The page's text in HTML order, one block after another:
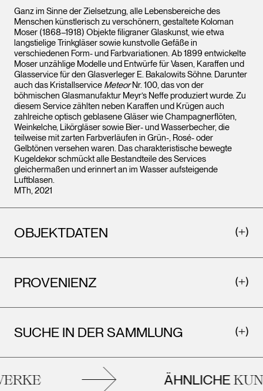
Ganz im Sinne der Zielsetzung, alle Lebensbereiche des
Menschen künstlerisch zu verschönern, gestaltete Koloman
Moser (1868–1918) Objekte filigraner Glaskunst, wie etwa
langstielige Trinkgläser sowie kunstvolle Gefäße in
verschiedenen Form- und Farbvariationen. Ab 1899 entwickelte
Moser unzählige Modelle und Entwürfe für Vasen, Karaffen und
Glasservice für den Glasverleger E. Bakalowits Söhne. Darunter
auch das Kristallservice MeteorNr. 100, das von der
böhmischen Glasmanufaktur Meyr’s Neffe produziert wurde. Zu
diesem Service zählten neben Karaffen und Krügen auch
zahlreiche optisch geblasene Gläser wie Champagnerflöten,
Weinkelche, Likörgläser sowie Bier- und Wasserbecher, die
teilweise mit zarten Farbverläufen in Grün-, Rosé- oder
Gelbtönen versehen waren. Das charakteristische bewegte
Kugeldekor schmückt alle Bestandteile des Services
gleichermaßen und erinnert an im Wasser aufsteigende
Luftblasen.
MTh, 2021
OBJEKTDATEN
PROVENIENZ
SUCHE IN DER SAMMLUNG
ÄHNLICHE